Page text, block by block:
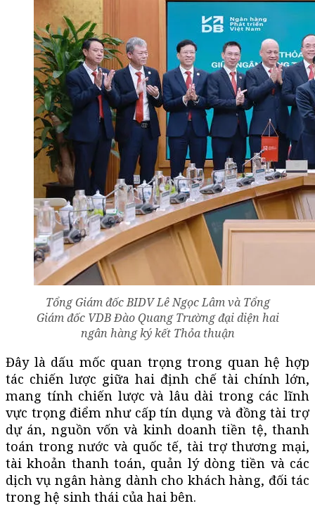
Tổng Giám đốc BIDV Lê Ngọc Lâm và Tổng
Giám đốc VDB Đào Quang Trường đại diện hai
ngân hàng ký kết Thỏa thuận
Đây là dấu mốc quan trọng trong quan hệ hợp
tác chiến lược giữa hai định chế tài chính lớn,
mang tính chiến lược và lâu dài trong các lĩnh
vực trọng điểm như cấp tín dụng và đồng tài trợ
dự án, nguồn vốn và kinh doanh tiền tệ, thanh
toán trong nước và quốc tế, tài trợ thương mại,
tài khoản thanh toán, quản lý dòng tiền và các
dịch vụ ngân hàng dành cho khách hàng, đối tác
trong hệ sinh thái của hai bên.